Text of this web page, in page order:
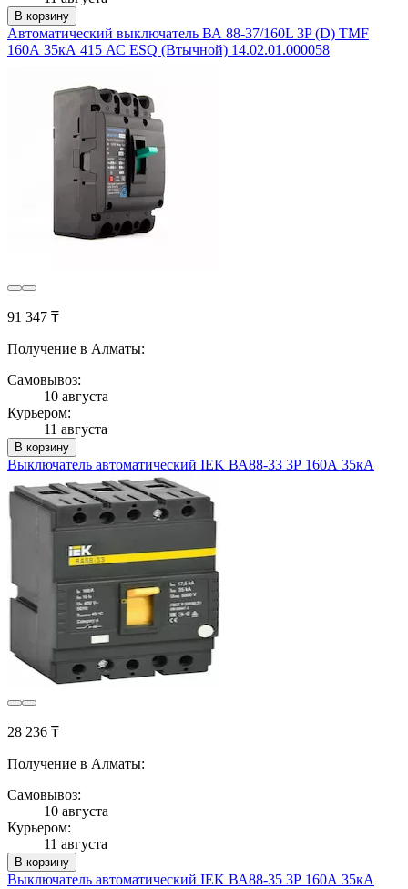
В корзину
Автоматический выключатель ВА 88-37/160L 3P (D) TMF
160А 35кА 415 АС ESQ (Втычной) 14.02.01.000058
91 347 ₸
Получение в Алматы:
Самовывоз:
10 августа
Курьером:
11 августа
В корзину
Выключатель автоматический IEK ВА88-33 3Р 160А 35кА
28 236 ₸
Получение в Алматы:
Самовывоз:
10 августа
Курьером:
11 августа
В корзину
Выключатель автоматический IEK ВА88-35 3Р 160А 35кА